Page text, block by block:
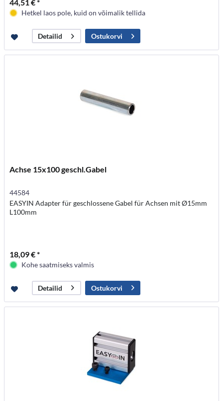
44,51 € *
Hetkel laos pole, kuid on võimalik tellida
Detailid Ostukorvi
Achse 15x100 geschl.Gabel
44584
EASYIN Adapter für geschlossene Gabel für Achsen mit Ø15mm
L100mm
18,09 € *
Kohe saatmiseks valmis
Detailid Ostukorvi